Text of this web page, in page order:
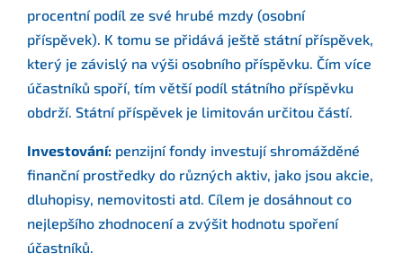
procentní podíl ze své hrubé mzdy (osobní
příspěvek). K tomu se přidává ještě státní příspěvek,
který je závislý na výši osobního příspěvku. Čím více
účastníků spoří, tím větší podíl státního příspěvku
obdrží. Státní příspěvek je limitován určitou částí.
Investování: penzijní fondy investují shromážděné
finanční prostředky do různých aktiv, jako jsou akcie,
dluhopisy, nemovitosti atd. Cílem je dosáhnout co
nejlepšího zhodnocení a zvýšit hodnotu spoření
účastníků.